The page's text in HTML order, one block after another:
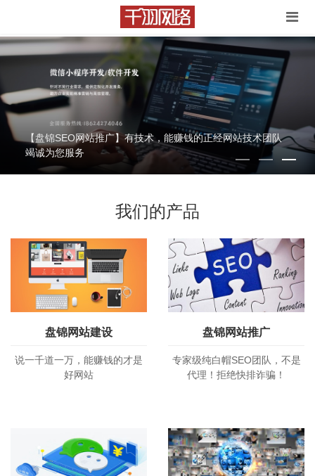
【盘锦网站建设】解决网络营销的核心问题，确保网站能赚
钱
我们的产品
盘锦网站建设
说一千道一万，能赚钱的才是
好网站
盘锦网站推广
专家级纯白帽SEO团队，不是
代理！拒绝快排诈骗！